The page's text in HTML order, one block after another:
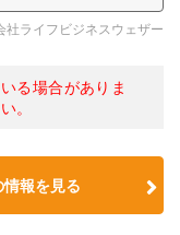
社ライフビジネスウェザー
る場合がありま
。
報を見る